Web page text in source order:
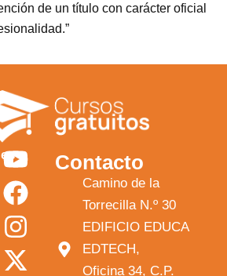
de un título con carácter oficial
Y
o
u
t
u
F
a
c
e
b
I
n
s
t
a
X
-
t
w
i
Contacto
Camino de la
Torrecilla N.º 30
EDIFICIO EDUCA
EDTECH,
Oficina 34, C.P.